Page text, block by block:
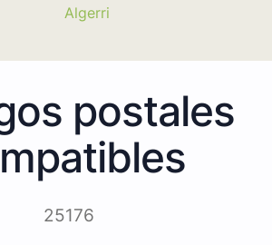
Algerri
postales
25176